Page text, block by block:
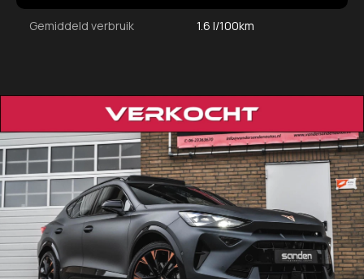
Gemiddeld verbruik 1.6 l/100km